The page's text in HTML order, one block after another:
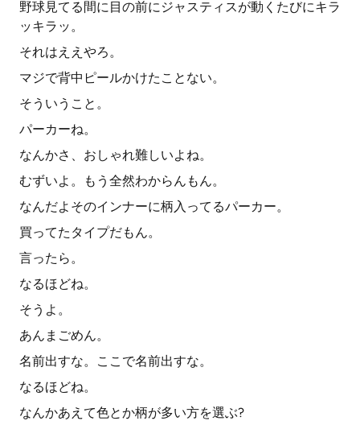
野球見てる間に目の前にジャスティスが動くたびにキラ
ッキラッ。
それはええやろ。
マジで背中ピールかけたことない。
そういうこと。
パーカーね。
なんかさ、おしゃれ難しいよね。
むずいよ。もう全然わからんもん。
なんだよそのインナーに柄入ってるパーカー。
買ってたタイプだもん。
言ったら。
なるほどね。
そうよ。
あんまごめん。
名前出すな。ここで名前出すな。
なるほどね。
なんかあえて色とか柄が多い方を選ぶ?